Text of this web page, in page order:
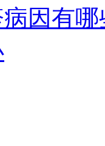
因有哪